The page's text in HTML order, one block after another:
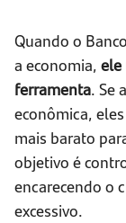
Quando o
a economia, ele
ferramenta. Se
econômica,
mais barato
objetivo é
encarecendo o
excessivo.